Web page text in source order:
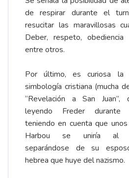
de respirar durante el
resucitar las maravillosas
Deber, respeto,
entre otros.
Por último, es curiosa la
simbología cristiana (mucha
“Revelación a San Juan”,
leyendo Freder durante
teniendo en cuenta que
Harbou se uniría al
separándose de su
hebrea que huye del nazismo.